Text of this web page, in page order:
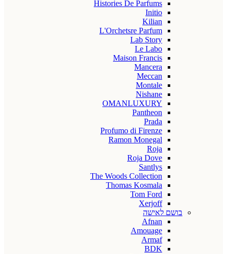
Histories De Parfums
Initio
Kilian
L'Orchetsre Parfum
Lab Story
Le Labo
Maison Francis
Mancera
Meccan
Montale
Nishane
OMANLUXURY
Pantheon
Prada
Profumo di Firenze
Ramon Monegal
Roja
Roja Dove
Santlys
The Woods Collection
Thomas Kosmala
Tom Ford
Xerjoff
בושם לאישה
Afnan
Amouage
Armaf
BDK